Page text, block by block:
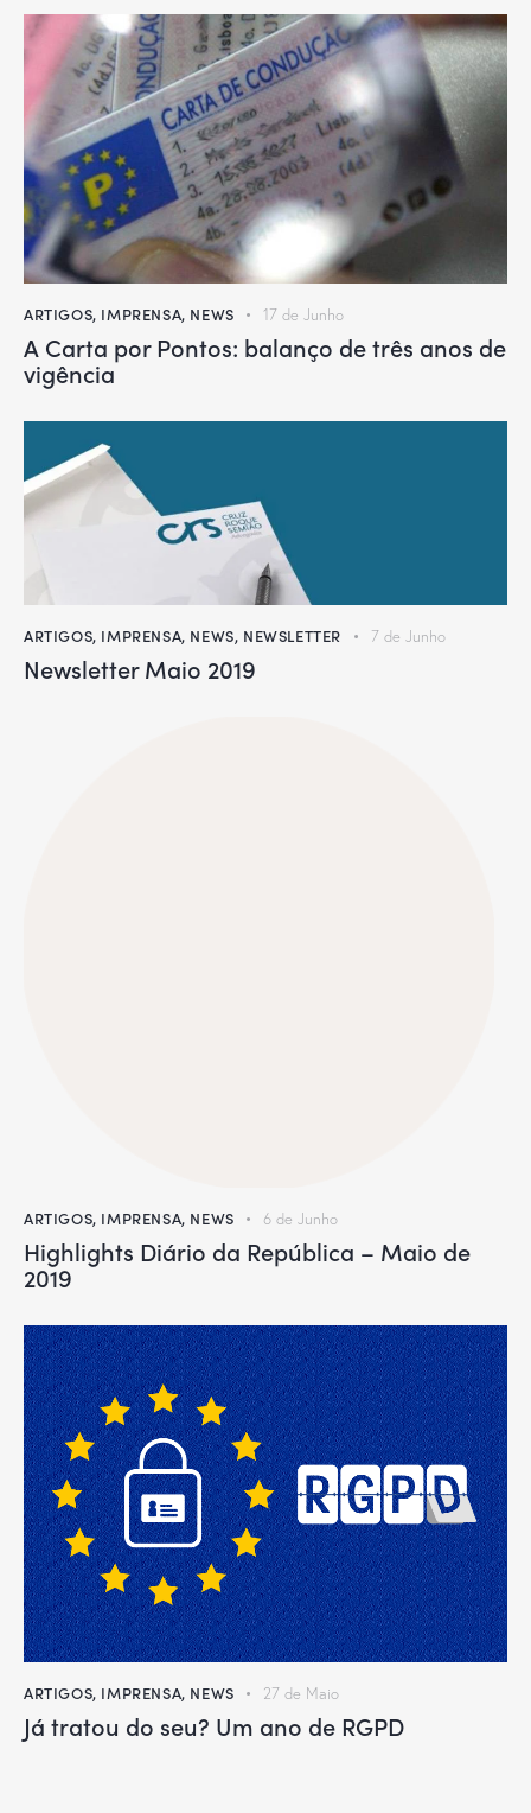
ARTIGOS, IMPRENSA, NEWS 17 de Junho
A Carta por Pontos: balanço de três anos de
vigência
ARTIGOS, IMPRENSA, NEWS, NEWSLETTER 7 de Junho
Newsletter Maio 2019
ARTIGOS, IMPRENSA, NEWS 6 de Junho
Highlights Diário da República – Maio de
2019
ARTIGOS, IMPRENSA, NEWS 27 de Maio
Já tratou do seu? Um ano de RGPD